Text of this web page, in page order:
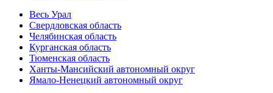
Весь Урал
Свердловская область
Челябинская область
Курганская область
Тюменская область
Ханты-Мансийский автономный округ
Ямало-Ненецкий автономный округ